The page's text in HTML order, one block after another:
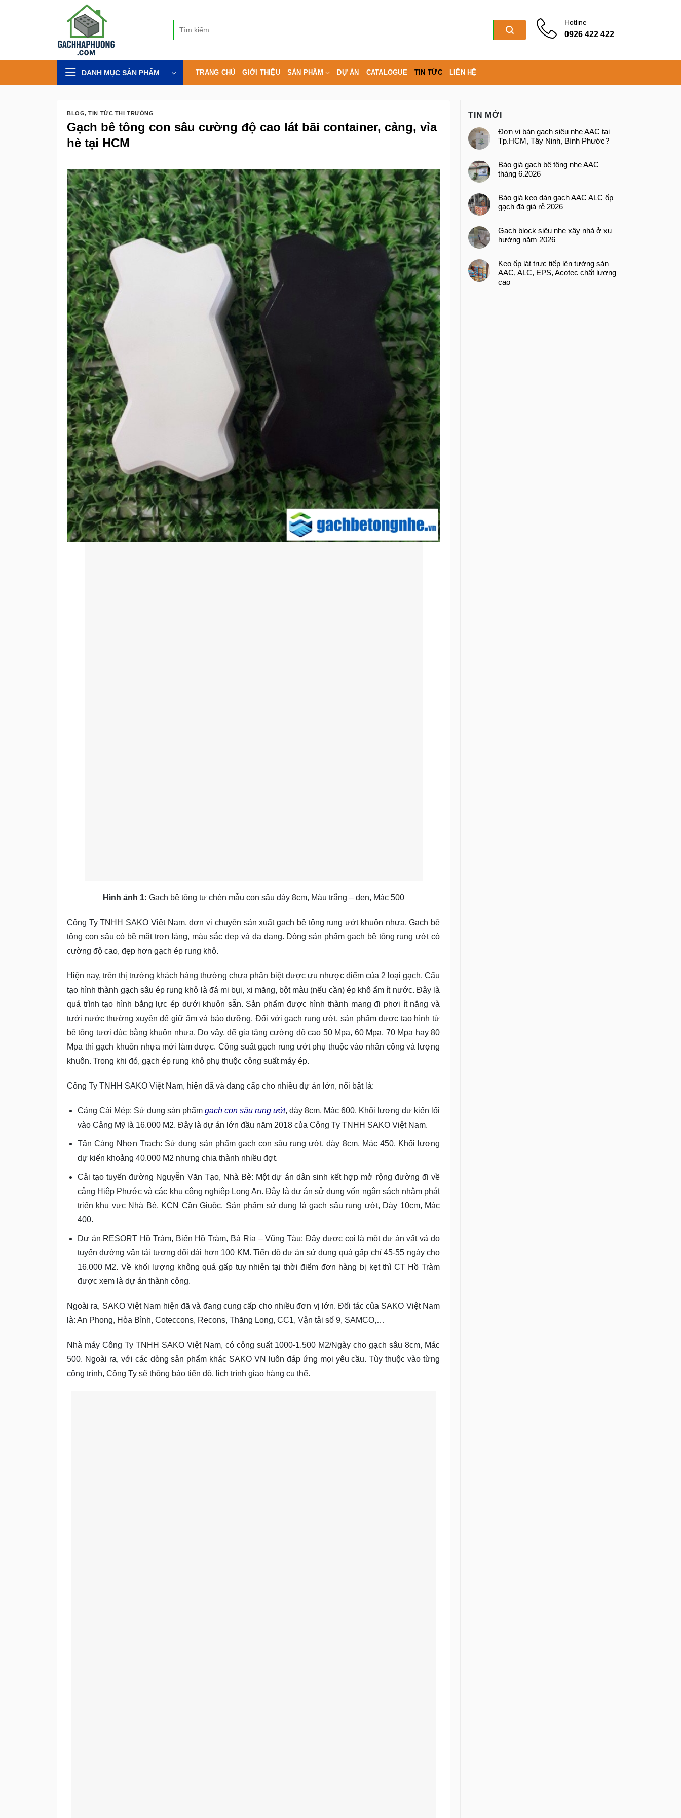
Hotline
0926 422 422
DANH MỤC SẢN PHẨM TRANG CHỦ GIỚI THIỆU SẢN PHẨM DỰ ÁN CATALOGUE TIN TỨC LIÊN HỆ
BLOG,TIN TỨC THỊ TRƯỜNG
Gạch bê tông con sâu cường độ cao lát bãi container, cảng, vỉa
hè tại HCM
Hình ảnh 1: Gạch bê tông tự chèn mẫu con sâu dày 8cm, Màu trắng – đen, Mác 500
Công Ty TNHH SAKO Việt Nam, đơn vị chuyên sản xuất gạch bê tông rung ướt khuôn nhựa. Gạch bê
tông con sâu có bề mặt trơn láng, màu sắc đẹp và đa dạng. Dòng sản phẩm gạch bê tông rung ướt có
cường độ cao, đẹp hơn gạch ép rung khô.
Hiện nay, trên thị trường khách hàng thường chưa phân biệt được ưu nhược điểm của 2 loại gạch. Cấu
tạo hình thành gạch sâu ép rung khô là đá mi bụi, xi măng, bột màu (nếu cần) ép khô ẩm ít nước. Đây là
quá trình tạo hình bằng lực ép dưới khuôn sẵn. Sản phẩm được hình thành mang đi phơi ít nắng và
tưới nước thường xuyên để giữ ẩm và bảo dưỡng. Đối với gạch rung ướt, sản phẩm được tạo hình từ
bê tông tươi đúc bằng khuôn nhựa. Do vậy, để gia tăng cường độ cao 50 Mpa, 60 Mpa, 70 Mpa hay 80
Mpa thì gạch khuôn nhựa mới làm được. Công suất gạch rung ướt phụ thuộc vào nhân công và lượng
khuôn. Trong khi đó, gạch ép rung khô phụ thuộc công suất máy ép.
Công Ty TNHH SAKO Việt Nam, hiện đã và đang cấp cho nhiều dự án lớn, nổi bật là:
Cảng Cái Mép: Sử dụng sản phẩmgạch con sâu rung ướt, dày 8cm, Mác 600. Khối lượng dự kiến lối
vào Cảng Mỹ là 16.000 M2. Đây là dự án lớn đầu năm 2018 của Công Ty TNHH SAKO Việt Nam.
Tân Cảng Nhơn Trạch: Sử dụng sản phẩm gạch con sâu rung ướt, dày 8cm, Mác 450. Khối lượng
dự kiến khoảng 40.000 M2 nhưng chia thành nhiều đợt.
Cải tạo tuyến đường Nguyễn Văn Tạo, Nhà Bè: Một dự án dân sinh kết hợp mở rộng đường đi về
cảng Hiệp Phước và các khu công nghiệp Long An. Đây là dự án sử dụng vốn ngân sách nhằm phát
triển khu vực Nhà Bè, KCN Cần Giuộc. Sản phẩm sử dụng là gạch sâu rung ướt, Dày 10cm, Mác
400.
Dự án RESORT Hồ Tràm, Biển Hồ Tràm, Bà Rịa – Vũng Tàu: Đây được coi là một dự án vất vả do
tuyến đường vận tải tương đối dài hơn 100 KM. Tiến độ dự án sử dụng quá gấp chỉ 45-55 ngày cho
16.000 M2. Về khối lượng không quá gấp tuy nhiên tại thời điểm đơn hàng bị kẹt thì CT Hồ Tràm
được xem là dự án thành công.
Ngoài ra, SAKO Việt Nam hiện đã và đang cung cấp cho nhiều đơn vị lớn. Đối tác của SAKO Việt Nam
là: An Phong, Hòa Bình, Coteccons, Recons, Thăng Long, CC1, Vận tải số 9, SAMCO,…
Nhà máy Công Ty TNHH SAKO Việt Nam, có công suất 1000-1.500 M2/Ngày cho gạch sâu 8cm, Mác
500. Ngoài ra, với các dòng sản phẩm khác SAKO VN luôn đáp ứng mọi yêu cầu. Tùy thuộc vào từng
công trình, Công Ty sẽ thông báo tiến độ, lịch trình giao hàng cụ thể.
TIN MỚI
Đơn vị bán gạch siêu nhẹ AAC tại
Tp.HCM, Tây Ninh, Bình Phước?
Báo giá gạch bê tông nhẹ AAC
tháng 6.2026
Báo giá keo dán gạch AAC ALC ốp
gạch đá giá rẻ 2026
Gạch block siêu nhẹ xây nhà ở xu
hướng năm 2026
Keo ốp lát trực tiếp lên tường sàn
AAC, ALC, EPS, Acotec chất lượng
cao